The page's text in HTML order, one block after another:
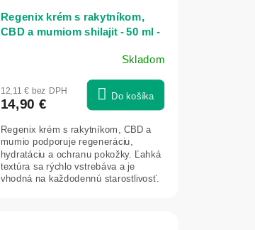
Regenix krém s rakytníkom,
CBD a mumiom shilajit - 50 ml -
Skladom
12,11 € bez DPH
14,90 €
Do košíka
Regenix krém s rakytníkom, CBD a
mumio podporuje regeneráciu,
hydratáciu a ochranu pokožky. Ľahká
textúra sa rýchlo vstrebáva a je
vhodná na každodennú starostlivosť.